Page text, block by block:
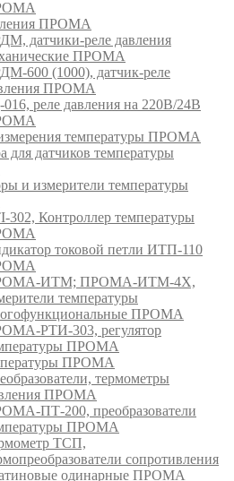
ПРОМА
датчики-реле давления
ПРОМА
600 (1000), датчик-реле
ПРОМА
реле давления на 220В/24В
температуры ПРОМА
для датчиков температуры
и измерители температуры
302, Контроллер температуры
токовой петли ИТП-110
ИТМ; ПРОМА-ИТМ-4Х,
температуры
ПРОМА
РТИ-303, регулятор
ПРОМА
ПРОМА
термометры
ПРОМА
ПТ-200, преобразователи
ПРОМА
ТСП,
сопротивления
одинарные ПРОМА